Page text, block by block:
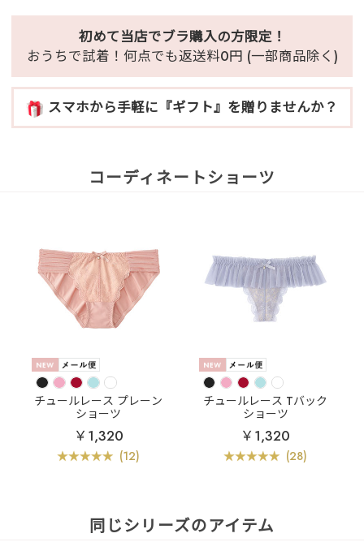
初めて当店でブラ購入の方限定！
おうちで試着！何点でも返送料0円 (一部商品除く)
スマホから手軽に『ギフト』を贈りませんか？
コーディネートショーツ
チュールレース プレーン
ショーツ
￥1,320
(12)
チュールレース Tバック
ショーツ
￥1,320
(28)
同じシリーズのアイテム